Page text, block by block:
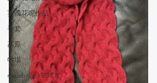
英國花呢作品
手套
高原
牧場
malabrigo SOCK